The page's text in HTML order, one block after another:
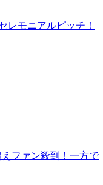
レモニアルピッチ！
ファン殺到！一方で